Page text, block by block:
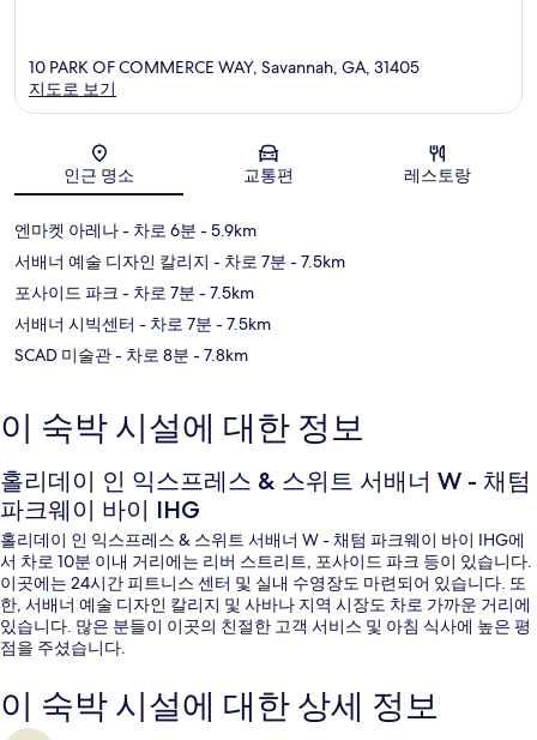
지도
10 PARK OF COMMERCE WAY, Savannah, GA, 31405
지도로 보기
인근 명소 교통편 레스토랑
엔마켓 아레나- 차로 6분 - 5.9km
서배너 예술 디자인 칼리지 - 차로 7분 - 7.5km
포사이드 파크 - 차로 7분 - 7.5km
서배너 시빅센터 - 차로 7분 - 7.5km
SCAD 미술관- 차로 8분 - 7.8km
이 숙박 시설에 대한 정보
홀리데이 인 익스프레스 & 스위트 서배너 W - 채텀
파크웨이 바이 IHG
홀리데이 인 익스프레스 & 스위트 서배너 W - 채텀 파크웨이 바이 IHG에
서 차로 10분 이내 거리에는 리버 스트리트, 포사이드 파크 등이 있습니다.
이곳에는 24시간 피트니스 센터 및 실내 수영장도 마련되어 있습니다. 또
한, 서배너 예술 디자인 칼리지 및 사바나 지역 시장도 차로 가까운 거리에
있습니다. 많은 분들이 이곳의 친절한 고객 서비스 및 아침 식사에 높은 평
점을 주셨습니다.
이 숙박 시설에 대한 상세 정보